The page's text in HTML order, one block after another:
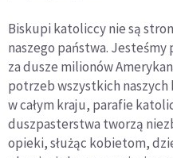
Biskupi katoliccy nie są
naszego państwa.
za dusze milionów
potrzeb wszystkich naszych
w całym kraju, parafie
duszpasterstwa tworzą
opieki, służąc kobietom,